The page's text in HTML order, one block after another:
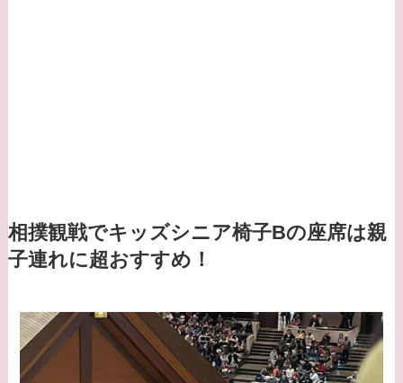
相撲観戦でキッズシニア椅子Bの座席は親
子連れに超おすすめ！